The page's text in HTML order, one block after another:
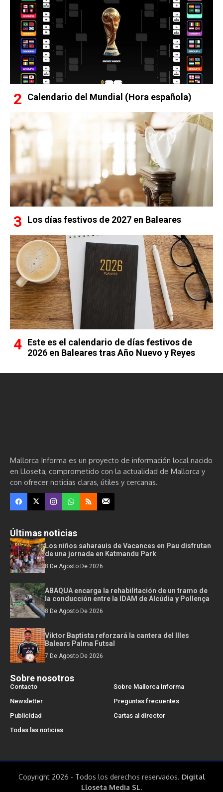
Calendario del Mundial (Hora española)
Los días festivos de 2027 en Baleares
Este es el calendario de días festivos de
2026 en Baleares tras Año Nuevo y Reyes
Mallorca Informa es un proyecto de información local nacido
en Lloseta, comprometido con la actualidad de Mallorca y
con ofrecer noticias claras, útiles y cercanas.
Últimas noticias
Los niños saharauis de Vacances en Pau disfrutan
de una jornada en Katmandu Park
8 De Agosto De 2026
ABAQUA encarga la rehabilitación de un tramo de
la conducción entre la IDAM de Alcúdia y Pollença
8 De Agosto De 2026
Viktor Baptista reforzará la cantera del Illes
Balears Palma Futsal
7 De Agosto De 2026
Sobre nosotros
Contacto
Sobre Mallorca Informa
Newsletter
Preguntas frecuentes
Publicidad
Cartas al director
Todas las noticias
Copyright 2026 - Todos los derechos reservados. Digital
Lloseta Media SL.